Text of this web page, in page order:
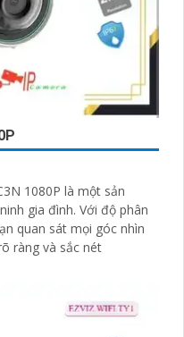
1080P là một sản
Với độ phân
quan sát mọi góc nhìn
ràng và sắc nét